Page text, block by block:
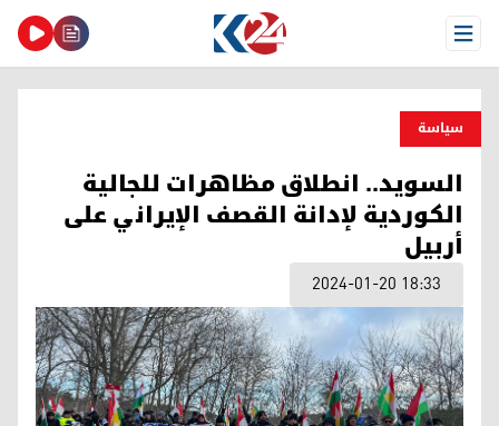
Open Menu
سیاسة
السويد.. انطلاق مظاهرات للجالية
الكوردية لإدانة القصف الإيراني على
أربيل
2024-01-20 18:33